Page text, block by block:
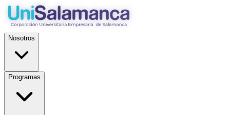
Nosotros
Programas